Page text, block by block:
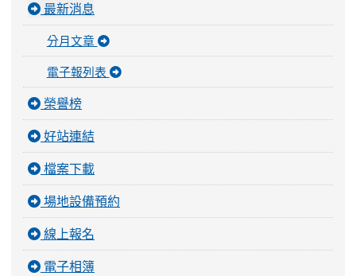
最新消息
分月文章
電子報列表
榮譽榜
好站連結
檔案下載
場地設備預約
線上報名
電子相簿